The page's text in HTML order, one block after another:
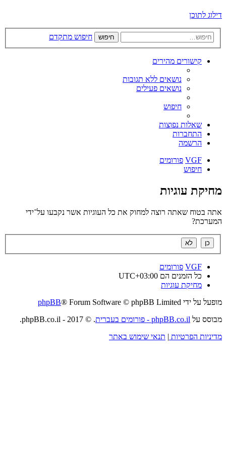
דילוג לתוכן
חיפוש חיפוש מתקדם
קישורים מהירים
נושאים ללא תגובות
נושאים פעילים
חיפוש
שאלות נפוצות
התחברות
הרשמה
VGF פורומים
חיפוש
מחיקת עוגיות
אתה בטוח שאתה רוצה למחוק את כל העוגיות אשר נקבעו על־ידי
המערכת?
VGF פורומים
כל הזמנים הם UTC+03:00
מחיקת עוגיות
מופעל על ידי
phpBB® Forum Software © phpBB Limited
מבוסס על phpBB.co.il - פורומים בעברית
. © 2017 - phpBB.co.il.
מדיניות הפרטיות | תנאי שימוש באתר